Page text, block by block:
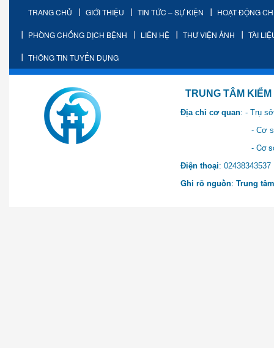
TRANG CHỦ GIỚI THIỆU TIN TỨC – SỰ KIỆN HOẠT ĐỘNG
PHÒNG CHỐNG DỊCH BỆNH LIÊN HỆ THƯ VIỆN ẢNH TÀI
THÔNG TIN TUYỂN DỤNG
TRUNG TÂM KIỂM SOÁT
Địa chỉ cơ quan: - Trụ
- Cơ sở 2: Khu Hành
- Cơ sở 3: Số 1 Ngõ 2
Điện thoại:
Ghi rõ nguồn: Trung